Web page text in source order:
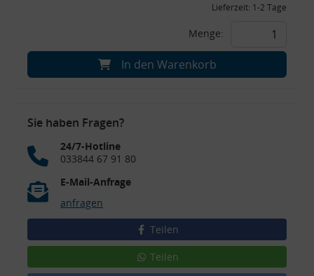
Lieferzeit: 1-2 Tage
Menge:
In den Warenkorb
Sie haben Fragen?
24/7-Hotline
033844 67 91 80
E-Mail-Anfrage
anfragen
Teilen
Teilen